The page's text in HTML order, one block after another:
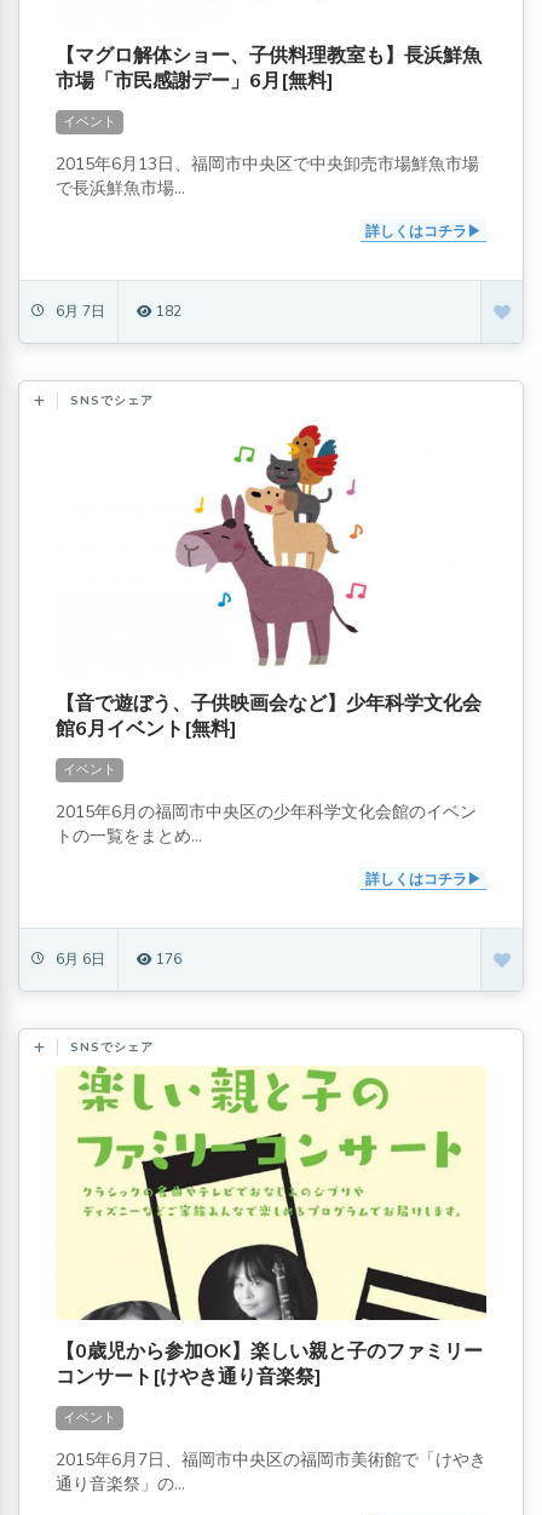
【マグロ解体ショー、子供料理教室も】長浜鮮魚
市場「市民感謝デー」6月[無料]
イベント
2015年6月13日、福岡市中央区で中央卸売市場鮮魚市場
で長浜鮮魚市場...
詳しくはコチラ
6月 7日 182
SNSでシェア
【音で遊ぼう、子供映画会など】少年科学文化会
館6月イベント[無料]
イベント
2015年6月の福岡市中央区の少年科学文化会館のイベン
トの一覧をまとめ...
詳しくはコチラ
6月 6日 176
SNSでシェア
【0歳児から参加OK】楽しい親と子のファミリー
コンサート[けやき通り音楽祭]
イベント
2015年6月7日、福岡市中央区の福岡市美術館で「けやき
通り音楽祭」の...